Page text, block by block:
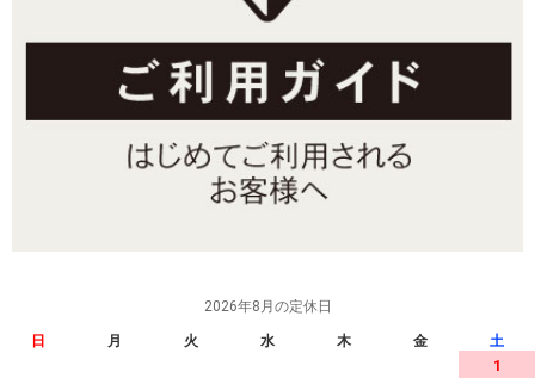
2026年8月の定休日
日 月 火 水 木 金
土
1